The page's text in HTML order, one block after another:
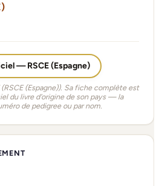
— RSCE (Espagne)
(Espagne)). Sa fiche complète est
du livre d'origine de son pays — la
de pedigree ou par nom.